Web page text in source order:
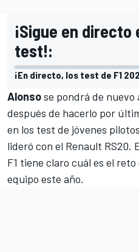
¡Sigue en directo
test!:
¡En directo, los test de F1
Alonsose pondrá de nuevo
después de hacerlo por
en los test de jóvenes
lideró con el Renault RS20.
F1 tiene claro cuál es el
equipo este año.